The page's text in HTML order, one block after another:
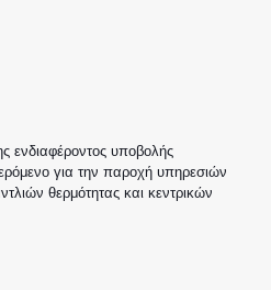
ενδιαφέροντος υποβολής
για την παροχή υπηρεσιών
θερμότητας και κεντρικών